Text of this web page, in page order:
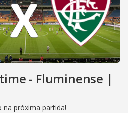
- Fluminense |
na próxima partida!